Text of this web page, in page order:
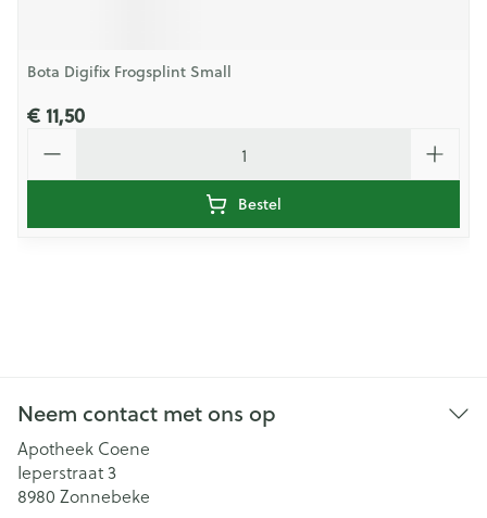
Bota Digifix Frogsplint Small
€ 11,50
Bestel
Neem contact met ons op
Apotheek Coene
Ieperstraat 3
8980 Zonnebeke